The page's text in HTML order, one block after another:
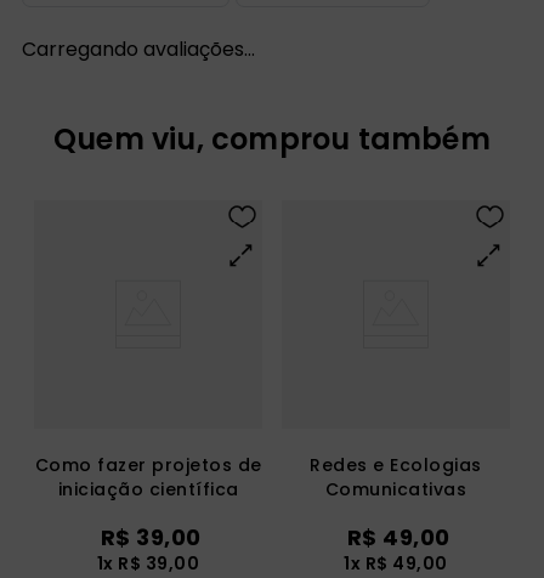
Carregando avaliações…
Quem viu, comprou também
Como fazer projetos de
iniciação científica
R$ 39,00
1x R$ 39,00
Redes e Ecologias
Comunicativas
R$ 49,00
1x R$ 49,00